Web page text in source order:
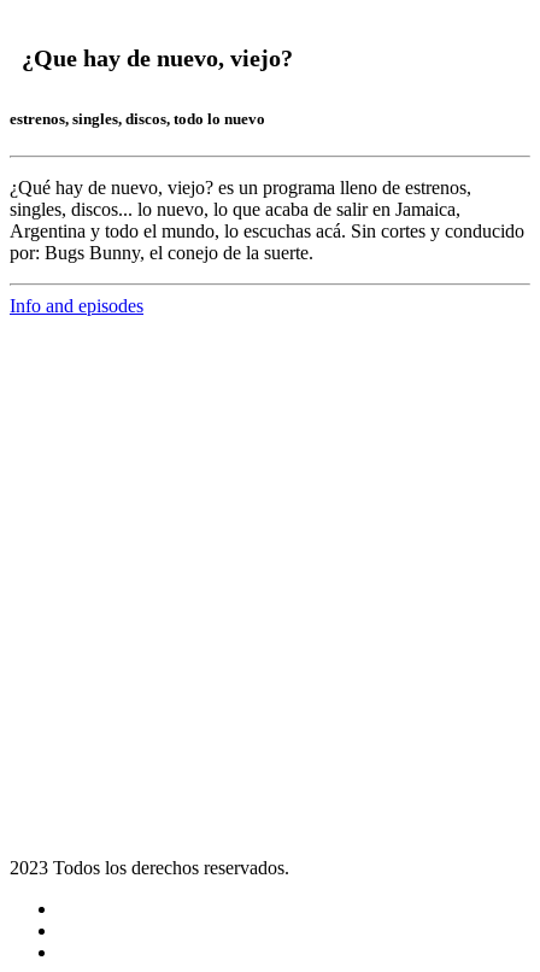
¿Que hay de nuevo, viejo?
estrenos, singles, discos, todo lo nuevo
¿Qué hay de nuevo, viejo? es un programa lleno de estrenos,
singles, discos... lo nuevo, lo que acaba de salir en Jamaica,
Argentina y todo el mundo, lo escuchas acá. Sin cortes y conducido
por: Bugs Bunny, el conejo de la suerte.
Info and episodes
2023 Todos los derechos reservados.